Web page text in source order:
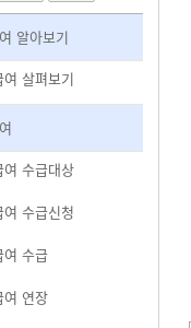
알아보기
여 살펴보기
여 수급대상
여 수급신청
여 수급
여 연장